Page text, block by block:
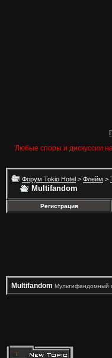
Любые споры и дискуссии
Форум Tokio Hotel > Флейм >
Multifandom
Регистрация
Multifandom Мультифандомный